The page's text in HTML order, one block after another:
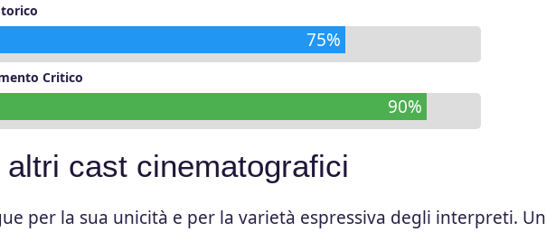
75%
Critico
90%
cast cinematografici
per la sua unicità e per la varietà espressiva degli interpreti. Un